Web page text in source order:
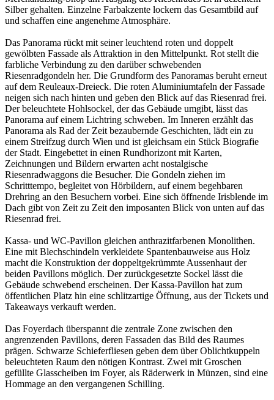
Silber gehalten. Einzelne Farbakzente lockern das Gesamtbild auf
und schaffen eine angenehme Atmosphäre.
Das Panorama rückt mit seiner leuchtend roten und doppelt
gewölbten Fassade als Attraktion in den Mittelpunkt. Rot stellt die
farbliche Verbindung zu den darüber schwebenden
Riesenradgondeln her. Die Grundform des Panoramas beruht erneut
auf dem Reuleaux-Dreieck. Die roten Aluminiumtafeln der Fassade
neigen sich nach hinten und geben den Blick auf das Riesenrad frei.
Der beleuchtete Hohlsockel, der das Gebäude umgibt, lässt das
Panorama auf einem Lichtring schweben. Im Inneren erzählt das
Panorama als Rad der Zeit bezaubernde Geschichten, lädt ein zu
einem Streifzug durch Wien und ist gleichsam ein Stück Biografie
der Stadt. Eingebettet in einen Rundhorizont mit Karten,
Zeichnungen und Bildern erwarten acht nostalgische
Riesenradwaggons die Besucher. Die Gondeln ziehen im
Schritttempo, begleitet von Hörbildern, auf einem begehbaren
Drehring an den Besuchern vorbei. Eine sich öffnende Irisblende im
Dach gibt von Zeit zu Zeit den imposanten Blick von unten auf das
Riesenrad frei.
Kassa- und WC-Pavillon gleichen anthrazitfarbenen Monolithen.
Eine mit Blechschindeln verkleidete Spantenbauweise aus Holz
macht die Konstruktion der doppeltgekrümmte Aussenhaut der
beiden Pavillons möglich. Der zurückgesetzte Sockel lässt die
Gebäude schwebend erscheinen. Der Kassa-Pavillon hat zum
öffentlichen Platz hin eine schlitzartige Öffnung, aus der Tickets und
Takeaways verkauft werden.
Das Foyerdach überspannt die zentrale Zone zwischen den
angrenzenden Pavillons, deren Fassaden das Bild des Raumes
prägen. Schwarze Schieferfliesen geben dem über Oblichtkuppeln
beleuchteten Raum den nötigen Kontrast. Zwei mit Groschen
gefüllte Glasscheiben im Foyer, als Räderwerk in Münzen, sind eine
Hommage an den vergangenen Schilling.